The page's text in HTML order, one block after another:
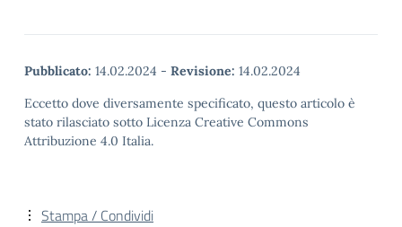
Pubblicato: 14.02.2024 - Revisione: 14.02.2024
Eccetto dove diversamente specificato, questo articolo è
stato rilasciato sotto Licenza Creative Commons
Attribuzione 4.0 Italia.
Stampa / Condividi